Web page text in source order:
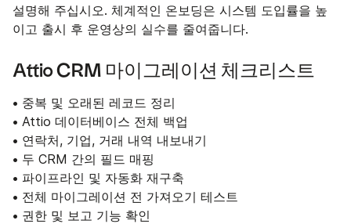
설명해 주십시오. 체계적인 온보딩은 시스템 도입률을 높
이고 출시 후 운영상의 실수를 줄여줍니다.
Attio CRM 마이그레이션 체크리스트
• 중복 및 오래된 레코드 정리
• Attio 데이터베이스 전체 백업
• 연락처, 기업, 거래 내역 내보내기
• 두 CRM 간의 필드 매핑
• 파이프라인 및 자동화 재구축
• 전체 마이그레이션 전 가져오기 테스트
• 권한 및 보고 기능 확인